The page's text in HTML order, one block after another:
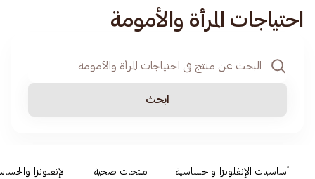
احتياجات المرأة والأمومة
ابحث
أساسيات الإنفلونزا والحساسية منتجات صحية الإنفلونزا